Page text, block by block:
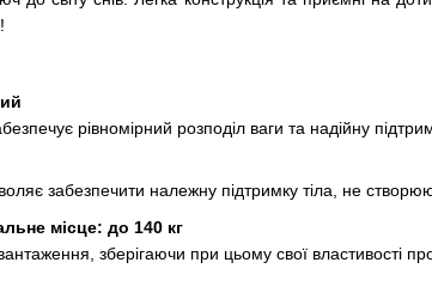
рівномірний розподіл ваги та надійну
забезпечити належну підтримку тіла, не
місце: до 140 кг
зберігаючи при цьому свої властивості